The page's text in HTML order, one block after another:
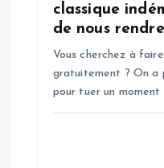
classique
de nous
Vous cherchez à
gratuitement ? On a
pour tuer un moment